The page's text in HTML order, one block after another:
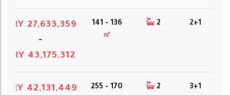
2+1
2
136 - 141
㎡
TRY 27,633,359
-
TRY 43,175,312
3+1
2
170 - 255
TRY 42,131,449